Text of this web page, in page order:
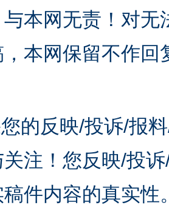
本网无责！对
本网保留不作
的反映/投诉/报
注！您反映/投
件内容的真实